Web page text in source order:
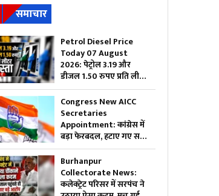
समाचार
Petrol Diesel Price
Today 07 August
2026: पेट्रोल 3.19 और
डीजल 1.50 रुपए प्रति लीटर
सस्ता, महंगाई की मार झेल
रही जनता को बड़ी राहत,
जानिए अब 1 लीटर ईंधन का
क्या है रेट
Congress New AICC
Secretaries
Appointment: कांग्रेस में
बड़ा फेरबदल, हटाए गए सभी
पुराने सचिव….इन नेताओं को
सौंपी गई जिम्मेदारी
Burhanpur
Collectorate News:
कलेक्ट्रेट परिसर में सरपंच ने